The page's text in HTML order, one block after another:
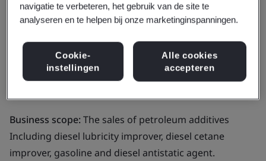
Cestoil Industrial
Services (Shenzhen)
Company Limited
Business scope:The sales of petroleum additives
Including diesel lubricity improver, diesel cetane
improver, gasoline and diesel antistatic agent.
navigatie te verbeteren, het gebruik van de site te
analyseren en te helpen bij onze marketinginspanningen.
Cookie-
instellingen
Alle cookies
accepteren